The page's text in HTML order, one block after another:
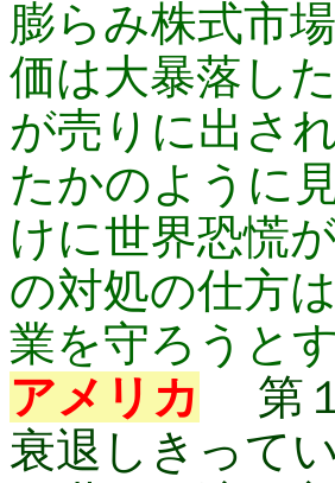
膨らみ株式市
価は大暴落し
が売りに出さ
たかのように
けに世界恐慌
の対処の仕方
業を守ろうと
アメリカ
第
衰退しきって